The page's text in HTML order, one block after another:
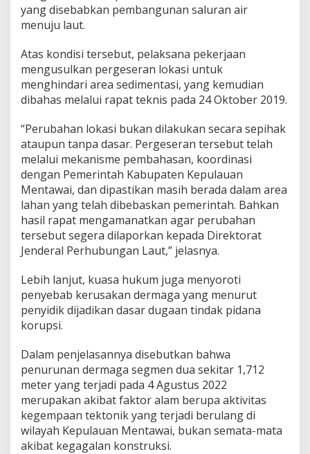
yang disebabkan pembangunan saluran air
menuju laut.
Atas kondisi tersebut, pelaksana pekerjaan
mengusulkan pergeseran lokasi untuk
menghindari area sedimentasi, yang kemudian
dibahas melalui rapat teknis pada 24 Oktober 2019.
“Perubahan lokasi bukan dilakukan secara sepihak
ataupun tanpa dasar. Pergeseran tersebut telah
melalui mekanisme pembahasan, koordinasi
dengan Pemerintah Kabupaten Kepulauan
Mentawai, dan dipastikan masih berada dalam area
lahan yang telah dibebaskan pemerintah. Bahkan
hasil rapat mengamanatkan agar perubahan
tersebut segera dilaporkan kepada Direktorat
Jenderal Perhubungan Laut,” jelasnya.
Lebih lanjut, kuasa hukum juga menyoroti
penyebab kerusakan dermaga yang menurut
penyidik dijadikan dasar dugaan tindak pidana
korupsi.
Dalam penjelasannya disebutkan bahwa
penurunan dermaga segmen dua sekitar 1,712
meter yang terjadi pada 4 Agustus 2022
merupakan akibat faktor alam berupa aktivitas
kegempaan tektonik yang terjadi berulang di
wilayah Kepulauan Mentawai, bukan semata-mata
akibat kegagalan konstruksi.